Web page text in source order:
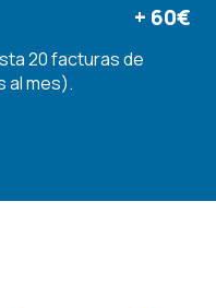
+ 60€
20 facturas de
al mes).